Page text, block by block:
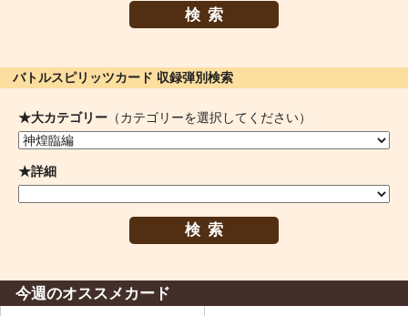
検索
バトルスピリッツカード 収録弾別検索
★大カテゴリー （カテゴリーを選択してください）
★詳細
検索
今週のオススメカード